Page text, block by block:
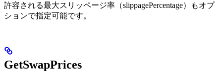
許容される最大スリッページ率（slippagePercentage）もオプ
ションで指定可能です。
GetSwapPrices